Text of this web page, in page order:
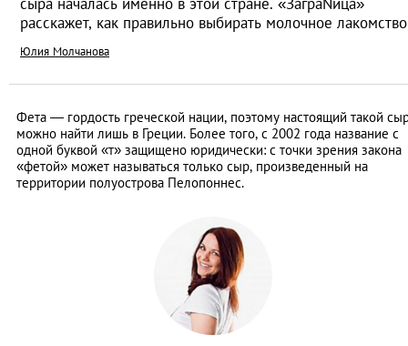
расскажет, как правильно выбирать молочное лакомство
Юлия Молчанова
Фета — гордость греческой нации, поэтому настоящий такой
можно найти лишь в Греции. Более того, с 2002 года название с
одной буквой «т» защищено юридически: с точки зрения закона
«фетой» может называться только сыр, произведенный на
территории полуострова Пелопоннес.